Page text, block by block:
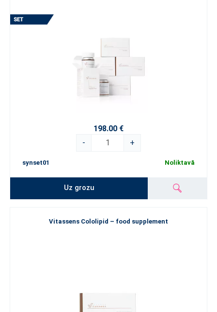
198.00 €
-
+
synset01 Noliktavā
Uz grozu
Vitassens Cololipid – food supplement